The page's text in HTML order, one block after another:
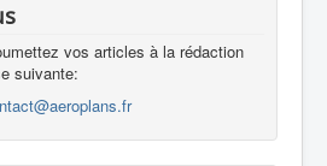
vos articles à la rédaction
suivante: